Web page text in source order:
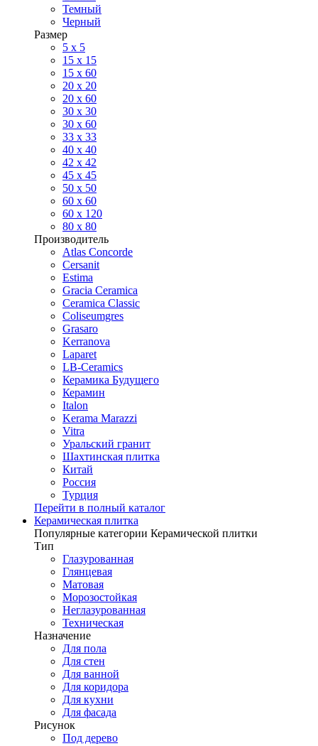
Темный
Черный
Размер
5 x 5
15 x 15
15 x 60
20 х 20
20 x 60
30 х 30
30 x 60
33 x 33
40 х 40
42 x 42
45 x 45
50 x 50
60 х 60
60 x 120
80 x 80
Производитель
Atlas Concorde
Cersanit
Estima
Gracia Ceramica
Ceramica Classic
Coliseumgres
Grasaro
Kerranova
Laparet
LB-Ceramics
Керамика Будущего
Керамин
Italon
Kerama Marazzi
Vitra
Уральский гранит
Шахтинская плитка
Китай
Россия
Турция
Перейти в полный каталог
Керамическая плитка
Популярные категории Керамической плитки
Тип
Глазурованная
Глянцевая
Матовая
Морозостойкая
Неглазурованная
Техническая
Назначение
Для пола
Для стен
Для ванной
Для коридора
Для кухни
Для фасада
Рисунок
Под дерево